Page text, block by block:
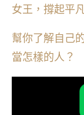
女王，撐起平
幫你了解自己
當怎樣的人？